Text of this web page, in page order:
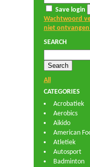
Save login
Wachtwoord
niet
SEARCH
All
CATEGORIES
Acrobatiek
Aerobics
Aikido
American
Atletiek
Autosport
Badminton